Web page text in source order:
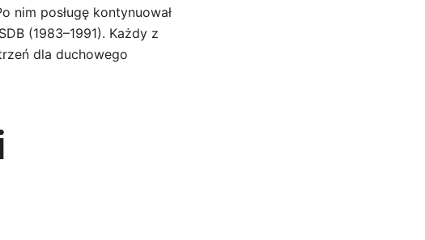
nim posługę kontynuował
(1983–1991). Każdy z
dla duchowego